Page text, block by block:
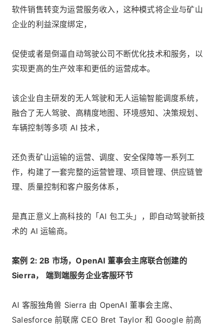
软件销售转变为运营服务收入，这种模式将企业与矿山
企业的利益深度绑定，
促使或者是倒逼自动驾驶公司不断优化技术和服务，以
实现更高的生产效率和更低的运营成本。
该企业自主研发的无人驾驶和无人运输智能调度系统，
融合了无人驾驶、高精度地图、环境感知、决策规划、
车辆控制等多项 AI 技术，
还负责矿山运输的运营、调度、安全保障等一系列工
作，构建了一套完整的运营管理、项目管理、供应链管
理、质量控制和客户服务体系，
是真正意义上高科技的「AI 包工头」，即自动驾驶新技
术的 AI 运输商。
案例 2: 2B 市场，OpenAI 董事会主席联合创建的
Sierra， 端到端服务企业客服环节
AI 客服独角兽 Sierra 由 OpenAI 董事会主席、
Salesforce 前联席 CEO Bret Taylor 和 Google 前高